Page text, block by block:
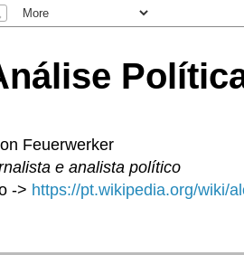
Feuerwerker
e analista político
-> https://pt.wikipedia.org/wiki/